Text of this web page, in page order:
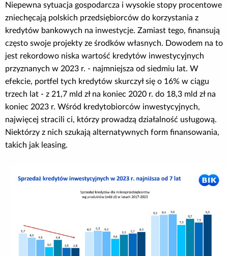
Niepewna sytuacja gospodarcza i wysokie stopy procentowe
zniechęcają polskich przedsiębiorców do korzystania z
kredytów bankowych na inwestycje. Zamiast tego, finansują
często swoje projekty ze środków własnych. Dowodem na to
jest rekordowo niska wartość kredytów inwestycyjnych
przyznanych w 2023 r. - najmniejsza od siedmiu lat. W
efekcie, portfel tych kredytów skurczył się o 16% w ciągu
trzech lat - z 21,7 mld zł na koniec 2020 r. do 18,3 mld zł na
koniec 2023 r. Wśród kredytobiorców inwestycyjnych,
najwięcej stracili ci, którzy prowadzą działalność usługową.
Niektórzy z nich szukają alternatywnych form finansowania,
takich jak leasing.